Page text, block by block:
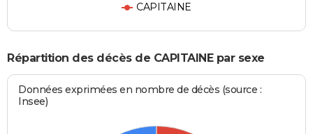
CAPITAINE
Répartition des décès de CAPITAINE par sexe
Données exprimées en nombre de décès (source :
Insee)